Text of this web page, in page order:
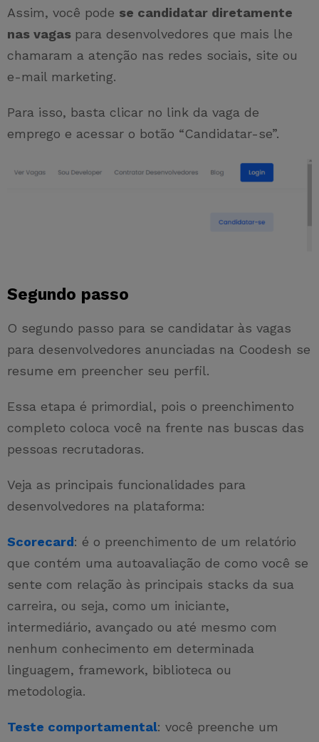
Assim, você pode se candidatar diretamente
nas vagas para desenvolvedores que mais lhe
chamaram a atenção nas redes sociais, site ou
e-mail marketing.
Para isso, basta clicar no link da vaga de
emprego e acessar o botão “Candidatar-se”.
Segundo passo
O segundo passo para se candidatar às vagas
para desenvolvedores anunciadas na Coodesh se
resume em preencher seu perfil.
Essa etapa é primordial, pois o preenchimento
completo coloca você na frente nas buscas das
pessoas recrutadoras.
Veja as principais funcionalidades para
desenvolvedores na plataforma:
Scorecard: é o preenchimento de um relatório
que contém uma autoavaliação de como você se
sente com relação às principais stacks da sua
carreira, ou seja, como um iniciante,
intermediário, avançado ou até mesmo com
nenhum conhecimento em determinada
linguagem, framework, biblioteca ou
metodologia.
Teste comportamental: você preenche um